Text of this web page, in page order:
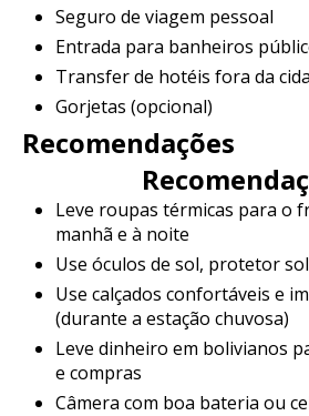
Seguro de viagem pessoal
Entrada para banheiros
Transfer de hotéis fora da
Gorjetas (opcional)
Recomendações
Leve roupas térmicas para o
manhã e à noite
Use óculos de sol, protetor
Use calçados confortáveis ​​e
(durante a estação chuvosa)
Leve dinheiro em bolivianos
e compras
Câmera com boa bateria ou